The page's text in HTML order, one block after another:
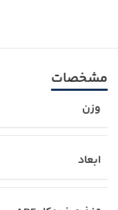
مشخصات
وزن
ابعاد